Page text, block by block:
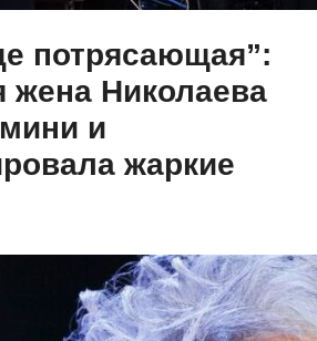
потрясающая”:
жена Николаева
и
жаркие